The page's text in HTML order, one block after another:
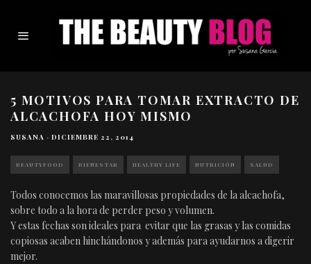
5 MOTIVOS PARA TOMAR EXTRACTO DE
ALCACHOFA HOY MISMO
SUSANA · DICIEMBRE 22, 2014
BEAUTYFOOD BIENESTAR HEALTHY LIFE NUTRICIÓN SALUD
Todos conocemos las maravillosas propiedades de la alcachofa,
sobre todo a la hora de perder peso y volumen.
Y estas fechas son ideales para evitar que las grasas y las comidas
copiosas acaben hinchándonos y además para ayudarnos a digerir
mejor.